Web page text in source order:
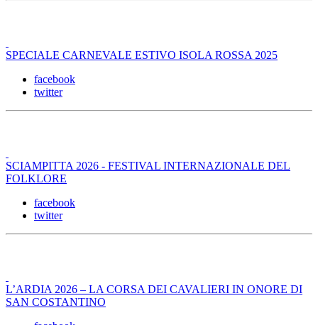
SPECIALE CARNEVALE ESTIVO ISOLA ROSSA 2025
facebook
twitter
SCIAMPITTA 2026 - FESTIVAL INTERNAZIONALE DEL
FOLKLORE
facebook
twitter
L’ARDIA 2026 – LA CORSA DEI CAVALIERI IN ONORE DI
SAN COSTANTINO